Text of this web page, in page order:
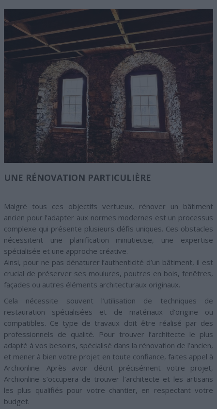
UNE RÉNOVATION PARTICULIÈRE
Malgré tous ces objectifs vertueux, rénover un bâtiment
ancien pour l’adapter aux normes modernes est un processus
complexe qui présente plusieurs défis uniques. Ces obstacles
nécessitent une planification minutieuse, une expertise
spécialisée et une approche créative.
Ainsi, pour ne pas dénaturer l’authenticité d’un bâtiment, il est
crucial de préserver ses moulures, poutres en bois, fenêtres,
façades ou autres éléments architecturaux originaux.
Cela nécessite souvent l’utilisation de techniques de
restauration spécialisées et de matériaux d’origine ou
compatibles. Ce type de travaux doit être réalisé par des
professionnels de qualité. Pour trouver l’architecte le plus
adapté à vos besoins, spécialisé dans la rénovation de l’ancien,
et mener à bien votre projet en toute confiance, faites appel à
Archionline. Après avoir décrit précisément votre projet,
Archionline s’occupera de trouver l’architecte et les artisans
les plus qualifiés pour votre chantier, en respectant votre
budget.